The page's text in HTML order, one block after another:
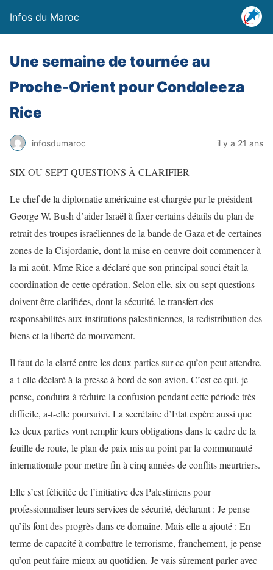
Infos du Maroc
Une semaine de tournée au
Proche-Orient pour Condoleeza
Rice
infosdumaroc il y a 21 ans
SIX OU SEPT QUESTIONS À CLARIFIER
Le chef de la diplomatie américaine est chargée par le président
George W. Bush d’aider Israël à fixer certains détails du plan de
retrait des troupes israéliennes de la bande de Gaza et de certaines
zones de la Cisjordanie, dont la mise en oeuvre doit commencer à
la mi-août. Mme Rice a déclaré que son principal souci était la
coordination de cette opération. Selon elle, six ou sept questions
doivent être clarifiées, dont la sécurité, le transfert des
responsabilités aux institutions palestiniennes, la redistribution des
biens et la liberté de mouvement.
Il faut de la clarté entre les deux parties sur ce qu’on peut attendre,
a-t-elle déclaré à la presse à bord de son avion. C’est ce qui, je
pense, conduira à réduire la confusion pendant cette période très
difficile, a-t-elle poursuivi. La secrétaire d’Etat espère aussi que
les deux parties vont remplir leurs obligations dans le cadre de la
feuille de route, le plan de paix mis au point par la communauté
internationale pour mettre fin à cinq années de conflits meurtriers.
Elle s’est félicitée de l’initiative des Palestiniens pour
professionnaliser leurs services de sécurité, déclarant : Je pense
qu’ils font des progrès dans ce domaine. Mais elle a ajouté : En
terme de capacité à combattre le terrorisme, franchement, je pense
qu’on peut faire mieux au quotidien. Je vais sûrement parler avec